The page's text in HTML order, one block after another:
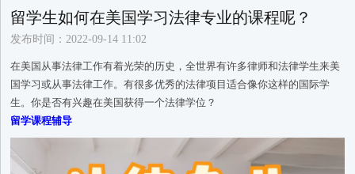
​留学生如何在美国学习法律专业的课程呢？
发布时间：2022-09-14 11:02
在美国从事法律工作有着光荣的历史，全世界有许多律师和法律学生来美
国学习或从事法律工作。有很多优秀的法律项目适合像你这样的国际学
生。你是否有兴趣在美国获得一个法律学位？
留学课程辅导